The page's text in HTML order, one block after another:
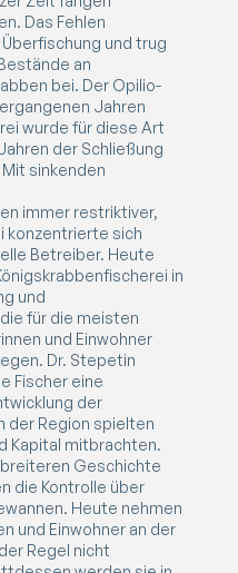
Das Fehlen
und trug
an
bei. Der Opilio-
Jahren
wurde für diese Art
der Schließung
Mit sinkenden
immer restriktiver,
konzentrierte sich
Betreiber. Heute
in
und
für die meisten
und Einwohner
Dr. Stepetin
Fischer eine
der
der Region spielten
Kapital mitbrachten.
Geschichte
die Kontrolle über
Heute nehmen
und Einwohner an der
Regel nicht